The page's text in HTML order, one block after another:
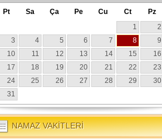
NAMAZ VAKİTLERİ